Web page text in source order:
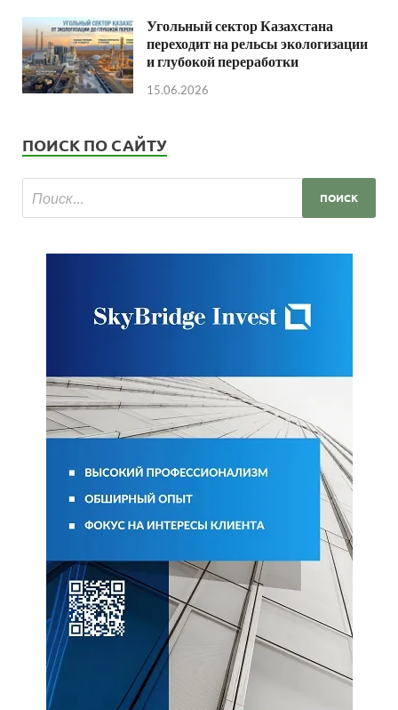
Угольный сектор Казахстана
переходит на рельсы экологизации
и глубокой переработки
15.06.2026
ПОИСК ПО САЙТУ